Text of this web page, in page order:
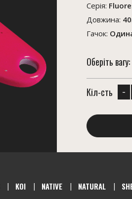
Серія:
Довжина:
Гачок:
Оберіть вагу:
Кіл-сть -
KOI NATIVE NATURAL